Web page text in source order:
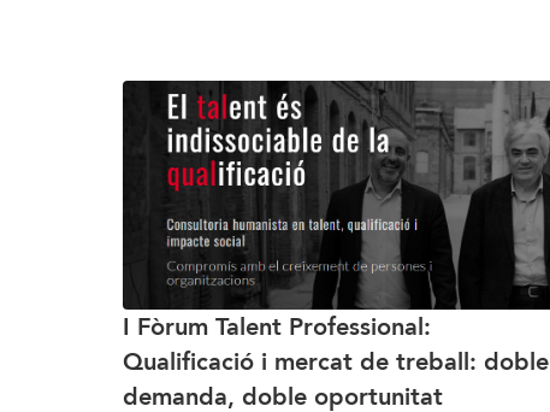
I Fòrum Talent Professional:
Qualificació i mercat de treball: doble
demanda, doble oportunitat